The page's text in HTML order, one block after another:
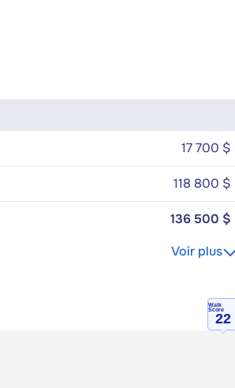
17 700 $
118 800 $
136 500 $
Voir plus
Walk
Score
22